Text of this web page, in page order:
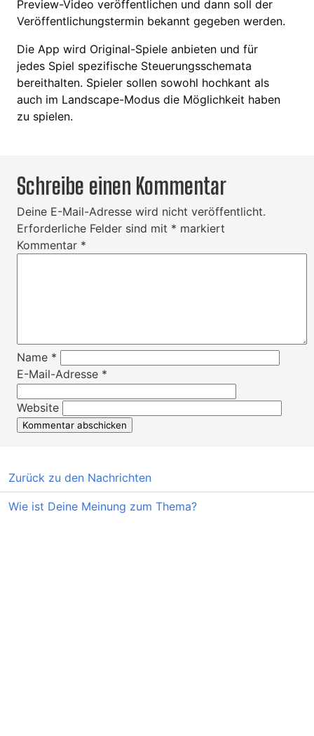
Preview-Video veröffentlichen und dann soll der
Veröffentlichungstermin bekannt gegeben werden.
Die App wird Original-Spiele anbieten und für
jedes Spiel spezifische Steuerungsschemata
bereithalten. Spieler sollen sowohl hochkant als
auch im Landscape-Modus die Möglichkeit haben
zu spielen.
Schreibe einen Kommentar
Deine E-Mail-Adresse wird nicht veröffentlicht.
Erforderliche Felder sind mit * markiert
Kommentar *
Name *
E-Mail-Adresse *
Website
Zurück zu den Nachrichten
Wie ist Deine Meinung zum Thema?